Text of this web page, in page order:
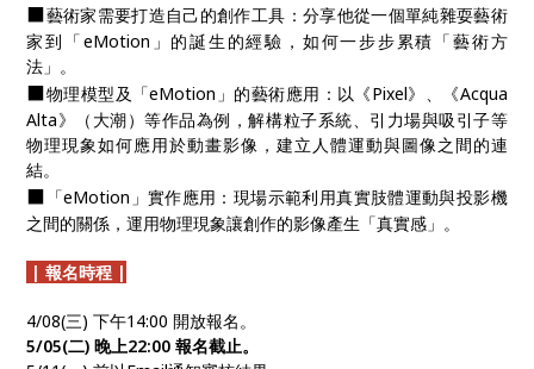
⬛藝術家需要打造自己的創作工具：分享他從一個單純雜耍藝術
家到「eMotion」的誕生的經驗，如何一步步累積「藝術方
法」。
⬛物理模型及「eMotion」的藝術應用：以《Pixel》、《Acqua
Alta》（大潮）等作品為例，解構粒子系統、引力場與吸引子等
物理現象如何應用於動畫影像，建立人體運動與圖像之間的連
結。
⬛ 「eMotion」實作應用：現場示範利用真實肢體運動與投影機
之間的關係，運用物理現象讓創作的影像產生「真實感」。
| 報名時程 |
4/08(三) 下午14:00 開放報名。
5/05(二) 晚上22:00 報名截止。